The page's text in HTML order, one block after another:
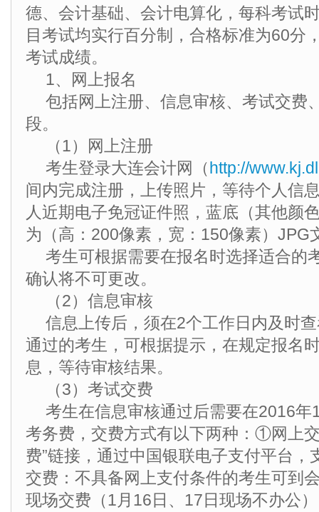
德、会计基础、会计电算化，每科考试
目考试均实行百分制，合格标准为60分
考试成绩。
1、网上报名
包括网上注册、信息审核、考试交费
段。
（1）网上注册
考生登录大连会计网（http://
间内完成注册，上传照片，等待个人信
人近期电子免冠证件照，蓝底（其他颜
为（高：200像素，宽：150像素）JPG
考生可根据需要在报名时选择适合的
确认将不可更改。
（2）信息审核
信息上传后，须在2个工作日内及时
通过的考生，可根据提示，在规定报名
息，等待审核结果。
（3）考试交费
考生在信息审核通过后需要在2016年
考务费，交费方式有以下两种：①网上
费”链接，通过中国银联电子支付平台
交费：不具备网上支付条件的考生可到
现场交费（1月16日、17日现场不办公